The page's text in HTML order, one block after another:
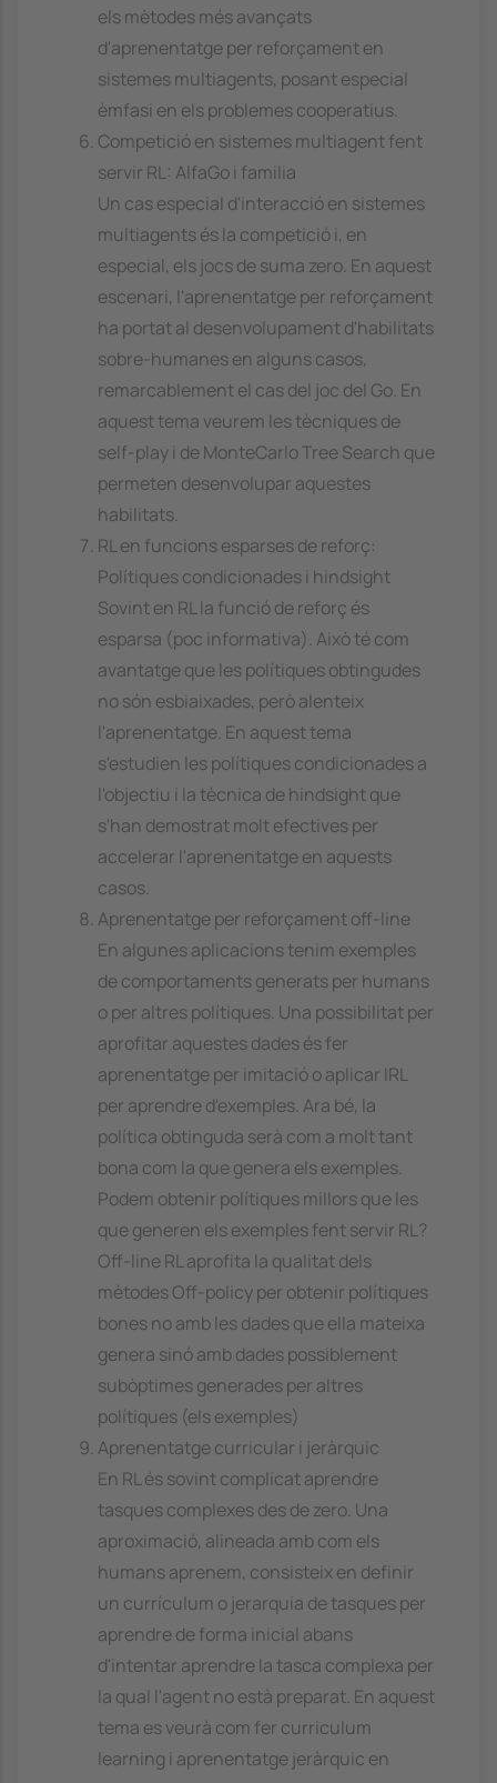
els mètodes més avançats
d'aprenentatge per reforçament en
sistemes multiagents, posant especial
èmfasi en els problemes cooperatius.
Competició en sistemes multiagent fent
servir RL: AlfaGo i familia
Un cas especial d'interacció en sistemes
multiagents és la competició i, en
especial, els jocs de suma zero. En aquest
escenari, l'aprenentatge per reforçament
ha portat al desenvolupament d'habilitats
sobre-humanes en alguns casos,
remarcablement el cas del joc del Go. En
aquest tema veurem les tècniques de
self-play i de MonteCarlo Tree Search que
permeten desenvolupar aquestes
habilitats.
RL en funcions esparses de reforç:
Polítiques condicionades i hindsight
Sovint en RL la funció de reforç és
esparsa (poc informativa). Això té com
avantatge que les polítiques obtingudes
no són esbiaixades, però alenteix
l'aprenentatge. En aquest tema
s'estudien les polítiques condicionades a
l'objectiu i la tècnica de hindsight que
s'han demostrat molt efectives per
accelerar l'aprenentatge en aquests
casos.
Aprenentatge per reforçament off-line
En algunes aplicacions tenim exemples
de comportaments generats per humans
o per altres polítiques. Una possibilitat per
aprofitar aquestes dades és fer
aprenentatge per imitació o aplicar IRL
per aprendre d'exemples. Ara bé, la
política obtinguda serà com a molt tant
bona com la que genera els exemples.
Podem obtenir polítiques millors que les
que generen els exemples fent servir RL?
Off-line RL aprofita la qualitat dels
mètodes Off-policy per obtenir polítiques
bones no amb les dades que ella mateixa
genera sinó amb dades possiblement
subòptimes generades per altres
polítiques (els exemples)
Aprenentatge curricular i jeràrquic
En RL és sovint complicat aprendre
tasques complexes des de zero. Una
aproximació, alineada amb com els
humans aprenem, consisteix en definir
un currículum o jerarquia de tasques per
aprendre de forma inicial abans
d'intentar aprendre la tasca complexa per
la qual l'agent no està preparat. En aquest
tema es veurà com fer curriculum
learning i aprenentatge jeràrquic en